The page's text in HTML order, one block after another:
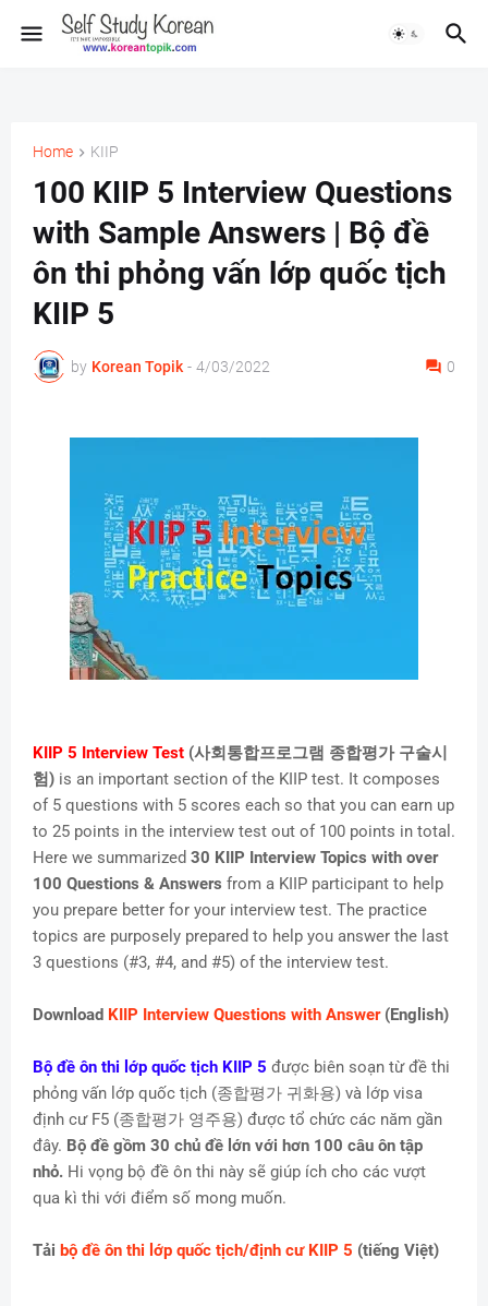
Home KIIP
100 KIIP 5 Interview Questions
with Sample Answers | Bộ đề
ôn thi phỏng vấn lớp quốc tịch
KIIP 5
by Korean Topik - 4/03/2022 0
KIIP 5 Interview Test (사회통합프로그램 종합평가 구술시
험) is an important section of the KIIP test. It composes
of 5 questions with 5 scores each so that you can earn up
to 25 points in the interview test out of 100 points in total.
Here we summarized 30 KIIP Interview Topics with over
100 Questions & Answers from a KIIP participant to help
you prepare better for your interview test. The practice
topics are purposely prepared to help you answer the last
3 questions (#3, #4, and #5) of the interview test.
Download KIIP Interview Questions with Answer(English)
Bộ đề ôn thi lớp quốc tịch KIIP 5 được biên soạn từ đề thi
phỏng vấn lớp quốc tịch (종합평가 귀화용) và lớp visa
định cư F5 (종합평가 영주용) được tổ chức các năm gần
đây. Bộ đề gồm 30 chủ đề lớn với hơn 100 câu ôn tập
nhỏ. Hi vọng bộ đề ôn thi này sẽ giúp ích cho các vượt
qua kì thi với điểm số mong muốn.
Tải bộ đề ôn thi lớp quốc tịch/định cư KIIP 5 (tiếng Việt)